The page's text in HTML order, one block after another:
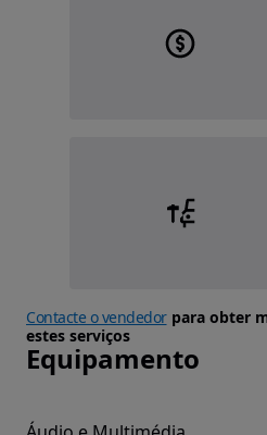
Contacte o vendedorpara obter
estes serviços
Equipamento